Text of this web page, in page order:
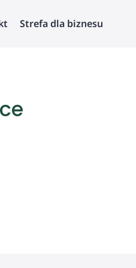
Strefa dla biznesu